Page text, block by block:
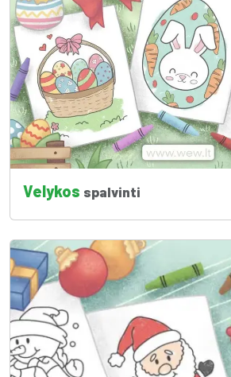
Velykos spalvinti